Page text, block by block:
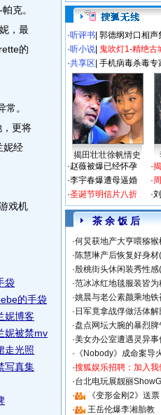
克。
，最
的
。
更将
妮经
戏机
袋
的手袋
妮博客
妮被禁mv
走光照
写真集
·听评书 郭德纲对口相声
·听小说 鬼吹灯1-精绝古
·共享区 手机病毒杀毒专
揭田壮壮徐帆情史
·赵薇被爆已经怀孕
·李宇春爆遭母逼婚
·圣诞节明信片八折
·
·
·
茶 余 饭 后
·何炅获地产大亨喂猕猴
·陈慧琳产后恢复好身材
·殷桃街头休闲装秀性感
·范冰冰红地毯服装皆为
·姚晨与老公素颜乘地铁
· 日军竟拿战俘做活体解
·盘点网坛大腕的暴烈脾
·美女办公室遭遇灵异事
· 《Nobody》成命案导
·搜狐娱乐招聘：加入我
·台北电玩展靓丽
·
《变形金刚2》送票
·
王岳伦爆李湘胎教